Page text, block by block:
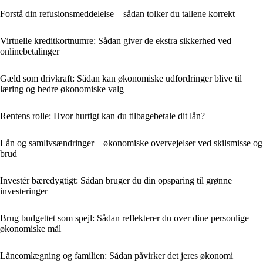
Forstå din refusionsmeddelelse – sådan tolker du tallene korrekt
Virtuelle kreditkortnumre: Sådan giver de ekstra sikkerhed ved
onlinebetalinger
Gæld som drivkraft: Sådan kan økonomiske udfordringer blive til
læring og bedre økonomiske valg
Rentens rolle: Hvor hurtigt kan du tilbagebetale dit lån?
Lån og samlivsændringer – økonomiske overvejelser ved skilsmisse og
brud
Investér bæredygtigt: Sådan bruger du din opsparing til grønne
investeringer
Brug budgettet som spejl: Sådan reflekterer du over dine personlige
økonomiske mål
Låneomlægning og familien: Sådan påvirker det jeres økonomi